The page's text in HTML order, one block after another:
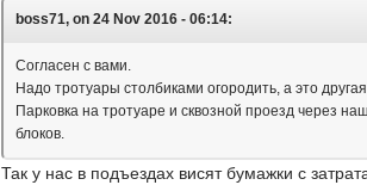
boss71, on 24 Nov 2016 - 06:14:
Согласен с вами.
Надо тротуары столбиками огородить, а это
Парковка на тротуаре и сквозной проезд через
блоков.
Так у нас в подъездах висят бумажки с